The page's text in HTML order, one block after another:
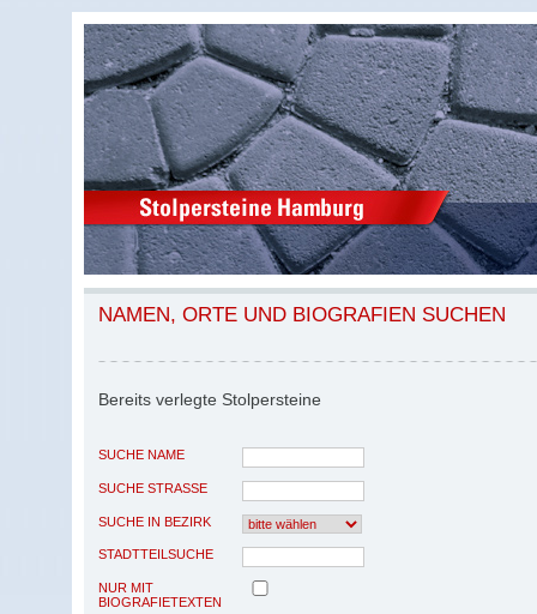
NAMEN, ORTE UND BIOGRAFIEN SUCHEN
Bereits verlegte Stolpersteine
SUCHE NAME
SUCHE STRASSE
SUCHE IN BEZIRK
STADTTEILSUCHE
NUR MIT
BIOGRAFIETEXTEN